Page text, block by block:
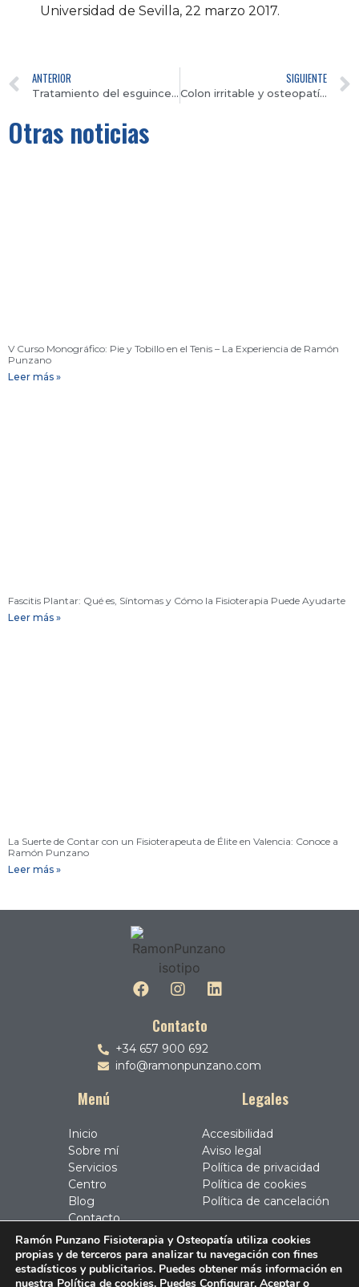
Universidad de Sevilla, 22 marzo 2017.
ANTERIOR
Tratamiento del esguince de tobillo
SIGUIENTE
Colon irritable y osteopatía: cómo se trata
Otras noticias
V Curso Monográfico: Pie y Tobillo en el Tenis – La Experiencia de Ramón
Punzano
Leer más »
Fascitis Plantar: Qué es, Síntomas y Cómo la Fisioterapia Puede Ayudarte
Leer más »
La Suerte de Contar con un Fisioterapeuta de Élite en Valencia: Conoce a
Ramón Punzano
Leer más »
Contacto
+34 657 900 692
info@ramonpunzano.com
Menú
Inicio
Sobre mí
Servicios
Centro
Blog
Contacto
Legales
Accesibilidad
Aviso legal
Política de privacidad
Política de cookies
Política de cancelación
Ramón Punzano Fisioterapia y Osteopatía utiliza cookies
propias y de terceros para analizar tu navegación con fines
estadísticos y publicitarios. Puedes obtener más información en
nuestra Política de cookies. Puedes Configurar, Aceptar o